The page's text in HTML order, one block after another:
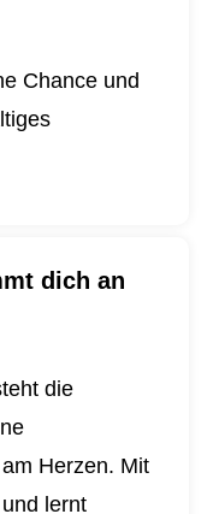
Chance und
dich an
die
Herzen. Mit
lernt